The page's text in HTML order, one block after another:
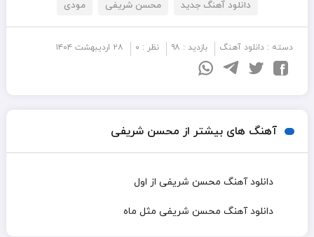
دانلود آهنگ جدید محسن شریفی مودی
دسته : دانلود آهنگ بازدید : ۹۸ نظر : ۰ ۲۸ اردیبهشت ۱۴۰۴
آهنگ های بیشتر از محسن شریفی
دانلود آهنگ محسن شریفی از اول
دانلود آهنگ محسن شریفی مثل ماه